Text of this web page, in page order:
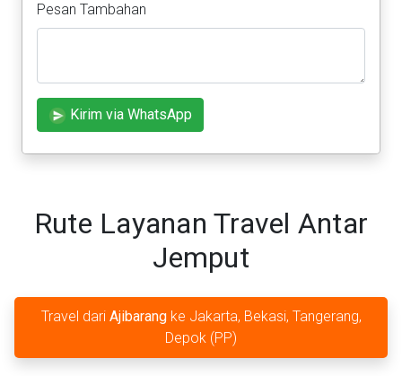
Pesan Tambahan
Kirim via WhatsApp
Rute Layanan Travel Antar
Jemput
Travel dari Ajibarangke Jakarta, Bekasi, Tangerang,
Depok (PP)